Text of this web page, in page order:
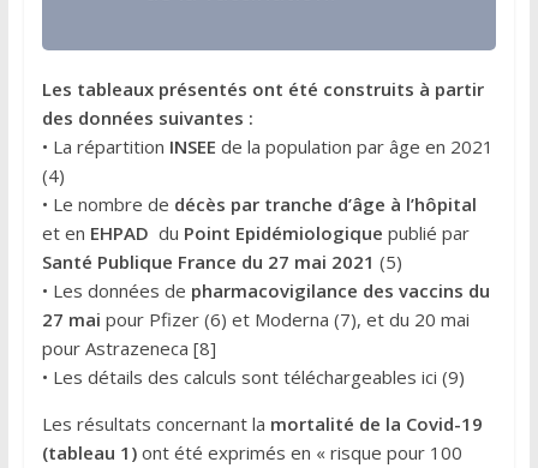
Les tableaux présentés ont été construits à partir
des données suivantes :
• La répartition INSEE de la population par âge en 2021
(4)
• Le nombre de décès par tranche d’âge à l’hôpital
et en EHPAD du Point Epidémiologique publié par
Santé Publique France du 27 mai 2021 (5)
• Les données de pharmacovigilance des vaccins du
27 mai pour Pfizer (6) et Moderna (7), et du 20 mai
pour Astrazeneca [8]
• Les détails des calculs sont téléchargeables ici (9)
Les résultats concernant la mortalité de la Covid-19
(tableau 1)ont été exprimés en « risque pour 100